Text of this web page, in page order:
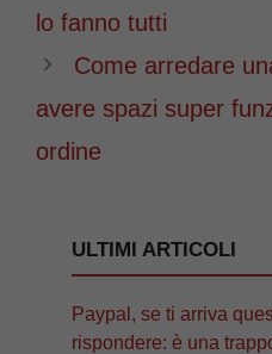
lo fanno tutti
Come arredare
avere spazi super
ordine
ULTIMI ARTICOLI
Paypal, se ti arriva
rispondere: è una